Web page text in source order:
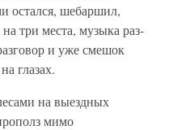
остался, шебаршил,
три места, музыка раз-
и уже смешок
глазах.
на выездных
мимо